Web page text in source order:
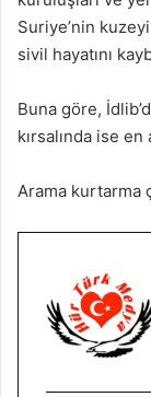
Suriye’nin
sivil hayatını
Buna göre,
kırsalında ise
Arama kurtarma